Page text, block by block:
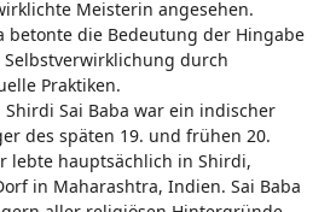
Meisterin angesehen.
betonte die Bedeutung der Hingabe
durch
Praktiken.
Shirdi Sai Baba war ein indischer
des späten 19. und frühen 20.
lebte hauptsächlich in Shirdi,
in Maharashtra, Indien. Sai Baba